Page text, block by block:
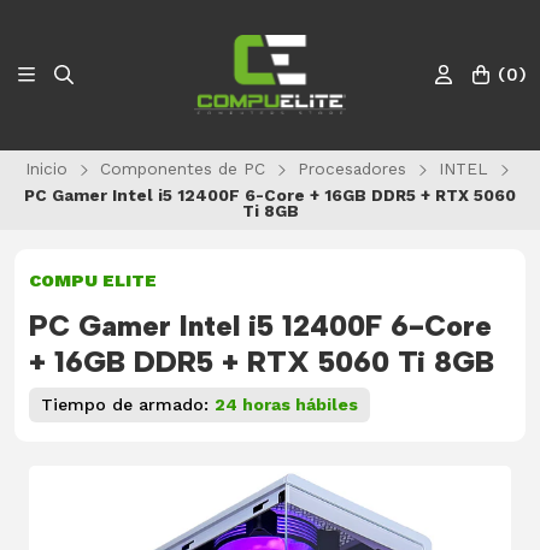
(0)
Inicio Componentes de PC Procesadores
INTEL
PC Gamer Intel i5 12400F 6-Core + 16GB DDR5 + RTX 5060
Ti 8GB
COMPU ELITE
PC Gamer Intel i5 12400F 6-Core
+ 16GB DDR5 + RTX 5060 Ti 8GB
Tiempo de armado: 24 horas hábiles